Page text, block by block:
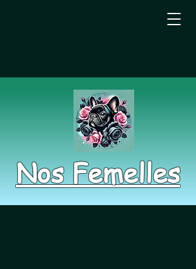
Nos Femelles